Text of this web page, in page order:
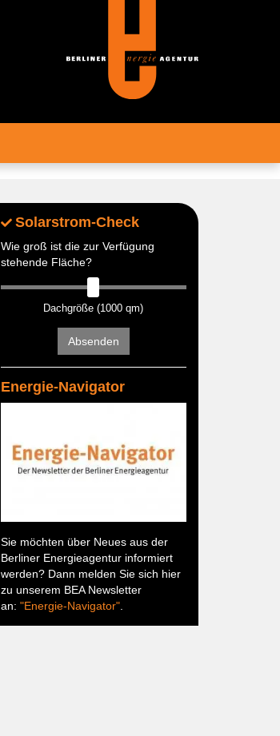
Solarstrom-Check
Wie groß ist die zur Verfügung
stehende Fläche?
Dachgröße (1000 qm)
Absenden
Energie-Navigator
Sie möchten über Neues aus der
Berliner Energieagentur informiert
werden? Dann melden Sie sich hier
zu unserem BEA Newsletter
an: "Energie-Navigator".